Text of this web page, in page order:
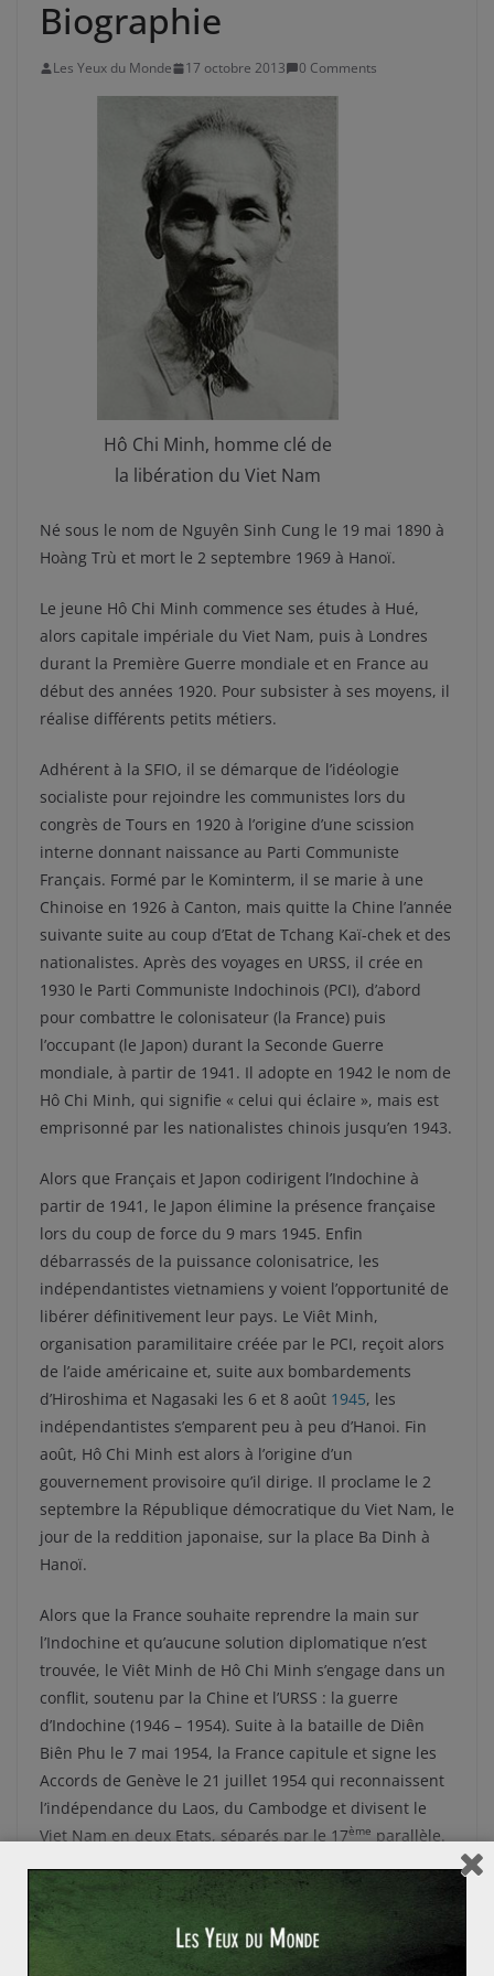
Biographie
Les Yeux du Monde 17 octobre 2013 0 Comments
Hô Chi Minh, homme clé de
la libération du Viet Nam
Né sous le nom de Nguyên Sinh Cung le 19 mai 1890 à
Hoàng Trù et mort le 2 septembre 1969 à Hanoï.
Le jeune Hô Chi Minh commence ses études à Hué,
alors capitale impériale du Viet Nam, puis à Londres
durant la Première Guerre mondiale et en France au
début des années 1920. Pour subsister à ses moyens, il
réalise différents petits métiers.
Adhérent à la SFIO, il se démarque de l’idéologie
socialiste pour rejoindre les communistes lors du
congrès de Tours en 1920 à l’origine d’une scission
interne donnant naissance au Parti Communiste
Français. Formé par le Kominterm, il se marie à une
Chinoise en 1926 à Canton, mais quitte la Chine l’année
suivante suite au coup d’Etat de Tchang Kaï-chek et des
nationalistes. Après des voyages en URSS, il crée en
1930 le Parti Communiste Indochinois (PCI), d’abord
pour combattre le colonisateur (la France) puis
l’occupant (le Japon) durant la Seconde Guerre
mondiale, à partir de 1941. Il adopte en 1942 le nom de
Hô Chi Minh, qui signifie « celui qui éclaire », mais est
emprisonné par les nationalistes chinois jusqu’en 1943.
Alors que Français et Japon codirigent l’Indochine à
partir de 1941, le Japon élimine la présence française
lors du coup de force du 9 mars 1945. Enfin
débarrassés de la puissance colonisatrice, les
indépendantistes vietnamiens y voient l’opportunité de
libérer définitivement leur pays. Le Viêt Minh,
organisation paramilitaire créée par le PCI, reçoit alors
de l’aide américaine et, suite aux bombardements
d’Hiroshima et Nagasaki les 6 et 8 août 1945, les
indépendantistes s’emparent peu à peu d’Hanoi. Fin
août, Hô Chi Minh est alors à l’origine d’un
gouvernement provisoire qu’il dirige. Il proclame le 2
septembre la République démocratique du Viet Nam, le
jour de la reddition japonaise, sur la place Ba Dinh à
Hanoï.
Alors que la France souhaite reprendre la main sur
l’Indochine et qu’aucune solution diplomatique n’est
trouvée, le Viêt Minh de Hô Chi Minh s’engage dans un
conflit, soutenu par la Chine et l’URSS : la guerre
d’Indochine (1946 – 1954). Suite à la bataille de Diên
Biên Phu le 7 mai 1954, la France capitule et signe les
Accords de Genève le 21 juillet 1954 qui reconnaissent
l’indépendance du Laos, du Cambodge et divisent le
Viet Nam en deux Etats, séparés par le 17ème parallèle.
d’une réunification du Viet Nam du Sud nationaliste
avec le Viet Nam du Nord dominé par le Viet Minh
d’obédience communiste : c’est laguerre du Viet Nam